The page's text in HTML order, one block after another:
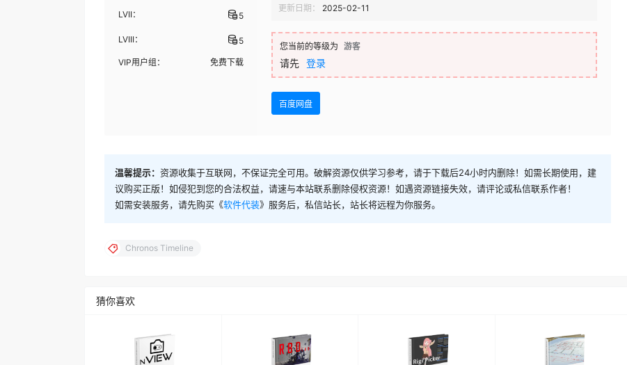
LVII： 5
LVIII： 5
VIP用户组： 免费下载
更新日期：
2025-02-11
您当前的等级为 游客
请先 登录
百度网盘
温馨提示： 资源收集于互联网，不保证完全可用。破解资源仅供学习参考，请于下载后24小时内删除！如需长期使用，建
议购买正版！如侵犯到您的合法权益，请速与本站联系删除侵权资源！如遇资源链接失效，请评论或私信联系作者！
如需安装服务，请先购买《软件代装》服务后，私信站长，站长将远程为你服务。
Chronos Timeline
猜你喜欢